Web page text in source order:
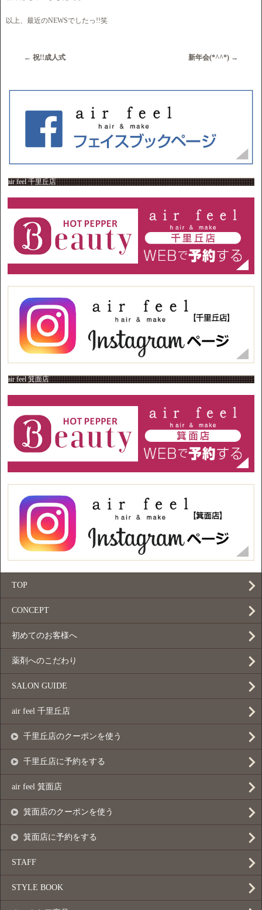
以上、最近のNEWSでしたっ!!笑
← 祝!!成人式 新年会(*^^*) →
air feel 千里丘店
air feel 箕面店
TOP
CONCEPT
初めてのお客様へ
薬剤へのこだわり
SALON GUIDE
air feel 千里丘店
千里丘店のクーポンを使う
千里丘店に予約をする
air feel 箕面店
箕面店のクーポンを使う
箕面店に予約をする
STAFF
STYLE BOOK